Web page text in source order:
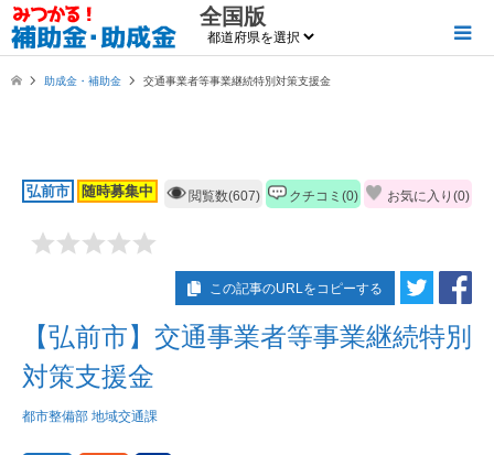
全国版
助成金・補助金 交通事業者等事業継続特別対策支援金
弘前市 随時募集中 閲覧数(607) クチコミ(0) お気に入り(0)
この記事のURLをコピーする
【弘前市】交通事業者等事業継続特別
対策支援金
都市整備部 地域交通課